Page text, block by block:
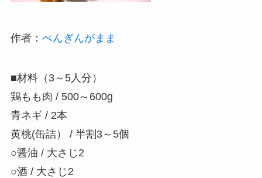
作者： ぺんぎんがまま
■材料（3～5人分）
鶏もも肉 / 500～600g
青ネギ / 2本
黄桃(缶詰） / 半割3～5個
○醤油 / 大さじ2
○酒 / 大さじ2